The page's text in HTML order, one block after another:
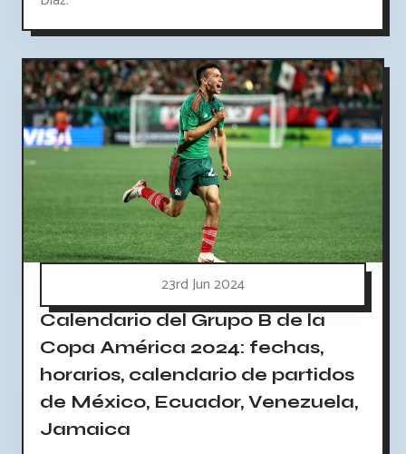
23rd Jun 2024
Calendario del Grupo B de la
Copa América 2024: fechas,
horarios, calendario de partidos
de México, Ecuador, Venezuela,
Jamaica